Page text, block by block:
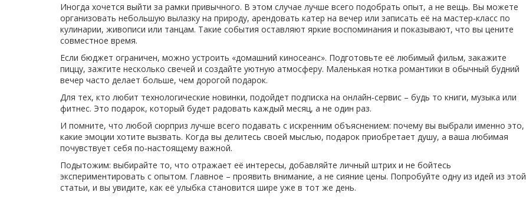
Иногда хочется выйти за рамки привычного. В этом случае лучше всего подобрать опыт, а не вещь. Вы можете
организовать небольшую вылазку на природу, арендовать катер на вечер или записать её на мастер‑класс по
кулинарии, живописи или танцам. Такие события оставляют яркие воспоминания и показывают, что вы цените
совместное время.
Если бюджет ограничен, можно устроить «домашний киносеанс». Подготовьте её любимый фильм, закажите
пиццу, зажгите несколько свечей и создайте уютную атмосферу. Маленькая нотка романтики в обычный будний
вечер часто делает больше, чем дорогой подарок.
Для тех, кто любит технологические новинки, подойдет подписка на онлайн‑сервис – будь то книги, музыка или
фитнес. Это подарок, который будет радовать каждый месяц, а не один раз.
И помните, что любой сюрприз лучше всего подавать с искренним объяснением: почему вы выбрали именно это,
какие эмоции хотите вызвать. Когда вы делитесь своей мыслью, подарок приобретает душу, а ваша любимая
почувствует себя по‑настоящему важной.
Подытожим: выбирайте то, что отражает её интересы, добавляйте личный штрих и не бойтесь
экспериментировать с опытом. Главное – проявить внимание, а не сияние цены. Попробуйте одну из идей из этой
статьи, и вы увидите, как её улыбка становится шире уже в тот же день.